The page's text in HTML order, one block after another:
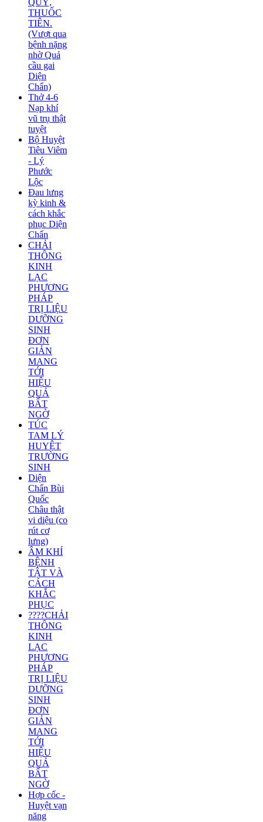
QUỶ,
THUỐC
TIÊN.
(Vượt qua
bệnh nặng
nhờ Quả
cầu gai
Diện
Chẩn)
Thở 4-6
Nạp khí
vũ trụ thật
tuyệt
Bộ Huyệt
Tiêu Viêm
- Lý
Phước
Lộc
Đau lưng
kỳ kinh &
cách khắc
phục Diện
Chẩn
CHẢI
THÔNG
KINH
LẠC
PHƯƠNG
PHÁP
TRỊ LIỆU
DƯỠNG
SINH
ĐƠN
GIẢN
MANG
TỚI
HIỆU
QUẢ
BẤT
NGỜ
TÚC
TAM LÝ
HUYỆT
TRƯỜNG
SINH
Diện
Chẩn Bùi
Quốc
Châu thật
vi diệu (co
rút cơ
lưng)
ÂM KHÍ
BỆNH
TẬT VÀ
CÁCH
KHẮC
PHỤC
????CHẢI
THÔNG
KINH
LẠC
PHƯƠNG
PHÁP
TRỊ LIỆU
DƯỠNG
SINH
ĐƠN
GIẢN
MANG
TỚI
HIỆU
QUẢ
BẤT
NGỜ
Hợp cốc -
Huyệt vạn
năng